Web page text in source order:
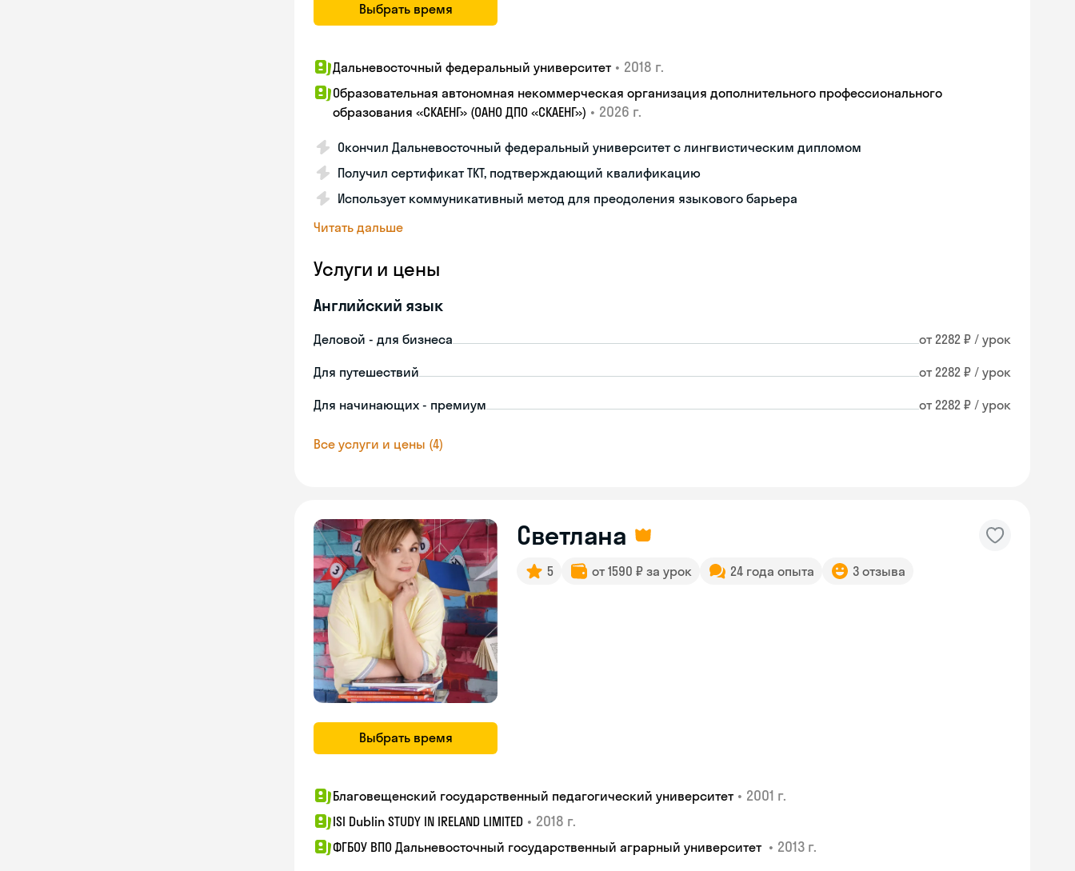
Выбрать время
Дальневосточный федеральный университет • 2018 г.
Образовательная автономная некоммерческая организация дополнительного профессионального
образования «СКАЕНГ» (ОАНО ДПО «СКАЕНГ») • 2026 г.
Окончил Дальневосточный федеральный университет с лингвистическим дипломом
Получил сертификат TKT, подтверждающий квалификацию
Использует коммуникативный метод для преодоления языкового барьера
Читать дальше
Услуги и цены
Английский язык
Деловой - для бизнеса от 2282 ₽ / урок
Для путешествий от 2282 ₽ / урок
Для начинающих - премиум от 2282 ₽ / урок
Все услуги и цены (4)
Выбрать время
Светлана
5 от 1590 ₽ за урок 24 года опыта 3 отзыва
Благовещенский государственный педагогический университет • 2001 г.
ISI Dublin STUDY IN IRELAND LIMITED • 2018 г.
ФГБОУ ВПО Дальневосточный государственный аграрный университет • 2013 г.